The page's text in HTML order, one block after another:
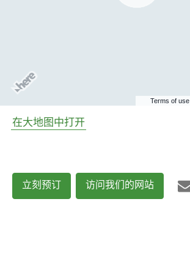
Terms of use
在大地图中打开
立刻预订 访问我们的网站